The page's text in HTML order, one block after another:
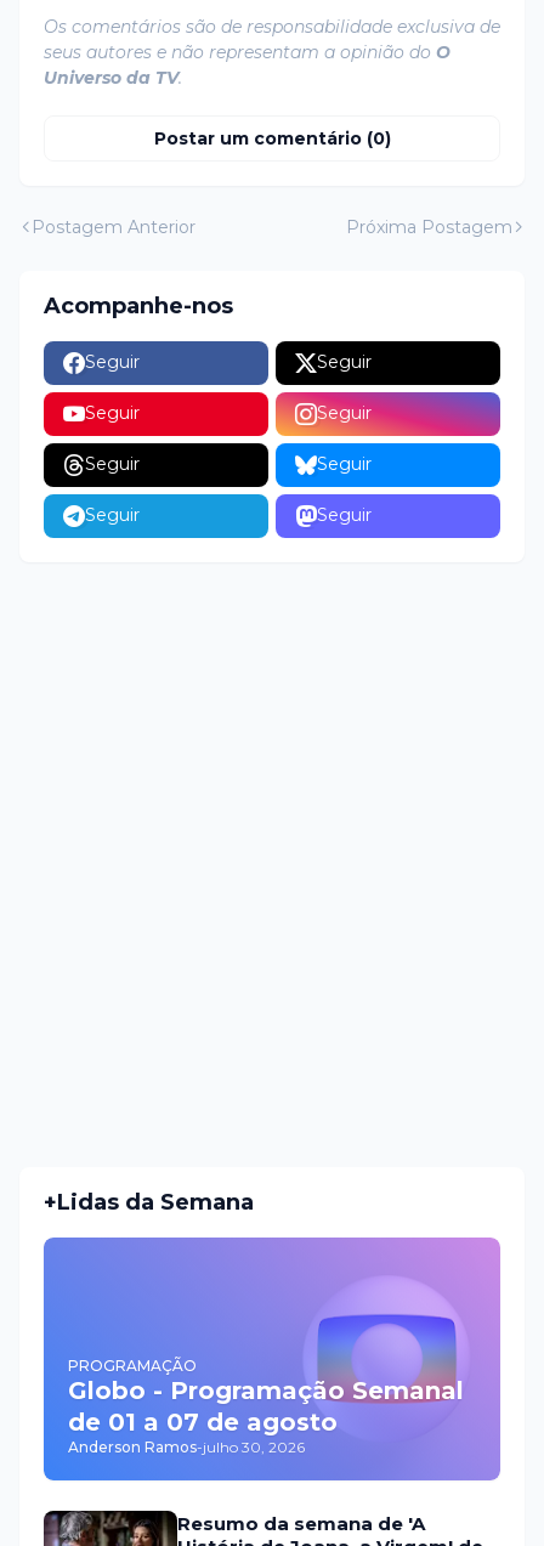
Os comentários são de responsabilidade exclusiva de
seus autores e não representam a opinião do O
Universo da TV.
Postar um comentário (0)
Postagem Anterior Próxima Postagem
Acompanhe-nos
Seguir Seguir
Seguir Seguir
Seguir Seguir
Seguir Seguir
+Lidas da Semana
PROGRAMAÇÃO
Globo - Programação Semanal
de 01 a 07 de agosto
Anderson Ramos-julho 30, 2026
Resumo da semana de 'A